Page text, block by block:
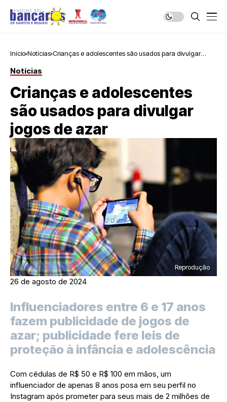
Início Notícias Crianças e adolescentes são usados para divulgar
Notícias
Crianças e adolescentes
são usados para divulgar
jogos de azar
Reprodução
26 de agosto de 2024
Influenciadores entre 6 e 17 anos
fazem publicidade de jogos de
azar; publicidade fere leis de
proteção à infância e adolescência
Com cédulas de R$ 50 e R$ 100 em mãos, um
influenciador de apenas 8 anos posa em seu perfil no
Instagram após prometer para seus mais de 2 milhões de